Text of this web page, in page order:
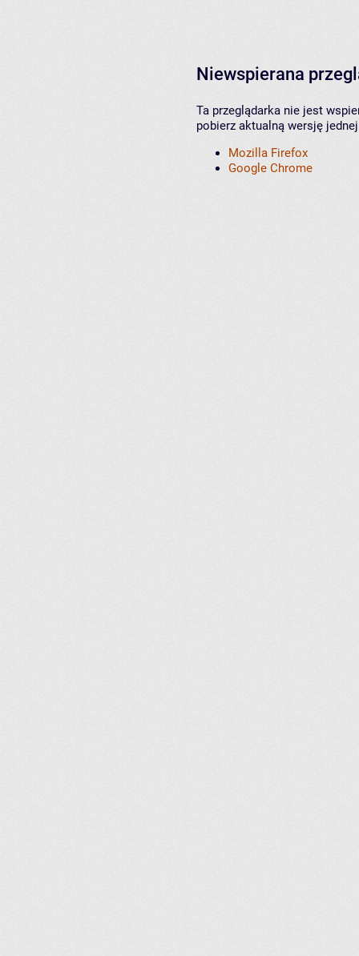
Niewspierana
Ta przeglądarka nie jest
pobierz aktualną wersję
Mozilla Firefox
Google Chrome